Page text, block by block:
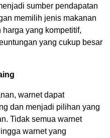
sumber pendapatan
memilih jenis makanan
yang kompetitif,
yang cukup besar
warnet dapat
dan menjadi pilihan yang
Tidak semua warnet
warnet yang